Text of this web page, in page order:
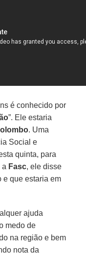
é conhecido por
”. Ele estaria
. Uma
Social e
quinta, para
a Fasc, ele disse
e que estaria em
ajuda
medo de
na região e bem
nota da